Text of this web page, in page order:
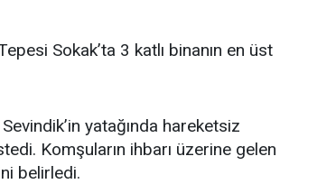
Sokak’ta 3 katlı binanın en üst
yatağında hareketsiz
Komşuların ihbarı üzerine gelen
belirledi.